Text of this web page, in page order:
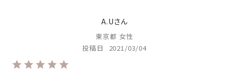
A.U
東京都 女性
投稿日
2021/03/04